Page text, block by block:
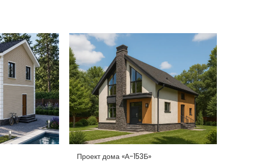
Проект дома «А-153Б»